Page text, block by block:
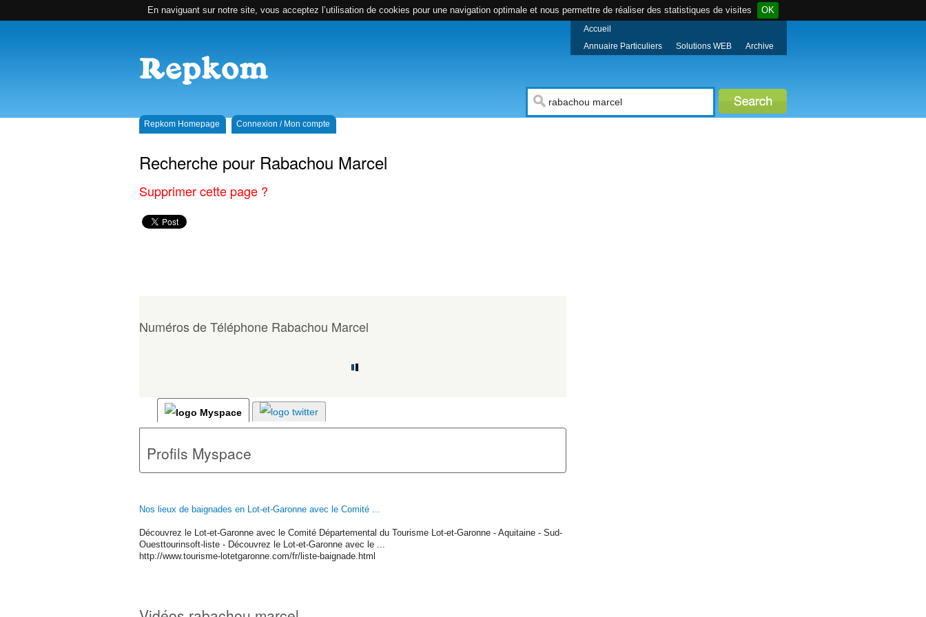
En naviguant sur notre site, vous acceptez l’utilisation de cookies pour une navigation optimale et nous permettre de réaliser des statistiques de visites OK
Accueil
Annuaire Particuliers
Solutions WEB Archive
Repkom Homepage Connexion / Mon compte
Recherche pour Rabachou Marcel
Supprimer cette page ?
Numéros de Téléphone Rabachou Marcel
Profils Myspace
Nos lieux de baignades en Lot-et-Garonne avec le Comité ...
Découvrez le Lot-et-Garonne avec le Comité Départemental du Tourisme Lot-et-Garonne - Aquitaine - Sud-
Ouesttourinsoft-liste - Découvrez le Lot-et-Garonne avec le ...
http://www.tourisme-lotetgaronne.com/fr/liste-baignade.html